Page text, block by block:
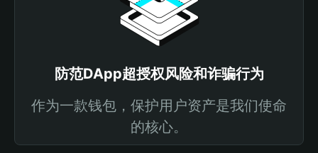
防范DApp超授权风险和诈骗行为
作为一款钱包，保护用户资产是我们使命
的核心。